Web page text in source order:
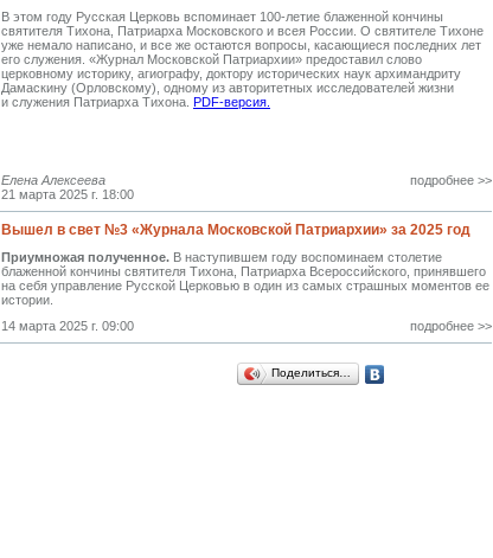
В этом году Русская Церковь вспоминает 100-летие блаженной кончины
святителя Тихона, Патриарха Московского и всея России. О святителе Тихоне
уже немало написано, и все же остаются вопросы, касающиеся последних лет
его служения. «Журнал Московской Патриархии» предоставил слово
церковному историку, агиографу, доктору исторических наук архимандриту
Дамаскину (Орловскому), одному из авторитетных исследователей жизни
и служения Патриарха Тихона. PDF-версия.
Елена Алексеева
21 марта 2025 г. 18:00
подробнее >>
Вышел в свет №3 «Журнала Московской Патриархии» за 2025 год
Приумножая полученное. В наступившем году воспоминаем столетие
блаженной кончины святителя Тихона, Патриарха Всероссийского, принявшего
на себя управление Русской Церковью в один из самых страшных моментов ее
истории.
14 марта 2025 г. 09:00
подробнее >>
Поделиться…